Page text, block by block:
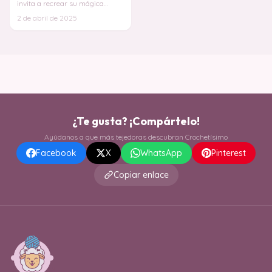
invita a recrear su mágica
robará el coraz
2 de abril de 2025
¿Te gusta? ¡Compártelo!
Ayúdanos a que más tejedoras descubran Crochetísimo
Facebook X WhatsApp
Pinterest
Copiar enlace